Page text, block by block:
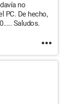
no
PC. De hecho,
Saludos.